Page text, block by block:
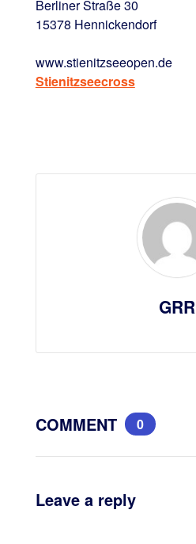
Berliner Straße 30
15378 Hennickendorf
www.stienitzseeopen.de
Stienitzseecross
GRR
COMMENT 0
Leave a reply